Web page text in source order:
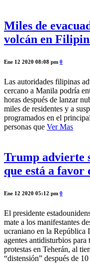
Miles de
volcán en
Ene 12 2020 08:08 pm 0
Las autoridades filipinas
cercano a Manila podría
horas después de lanzar
miles de residentes y a
programados en el
personas que Ver Mas
Trump advierte
que está a favor
Ene 12 2020 05:12 pm 0
El presidente
mate a los manifestantes
ucraniano en la República
agentes antidisturbios
protestas en Teherán, al
“distensión” después de 10